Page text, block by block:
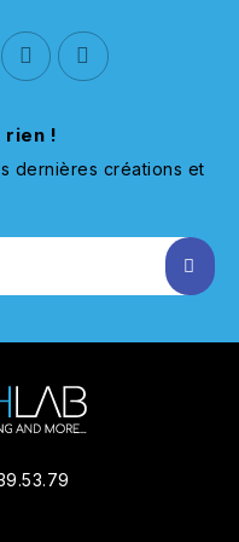
rien !
dernières créations et